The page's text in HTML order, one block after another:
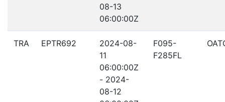
08-13
06:00:00Z
TRA EPTR692
2024-08-
11
06:00:00Z
- 2024-
08-12
F095-
F285FL